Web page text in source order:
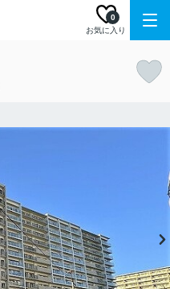
お気に入り
0